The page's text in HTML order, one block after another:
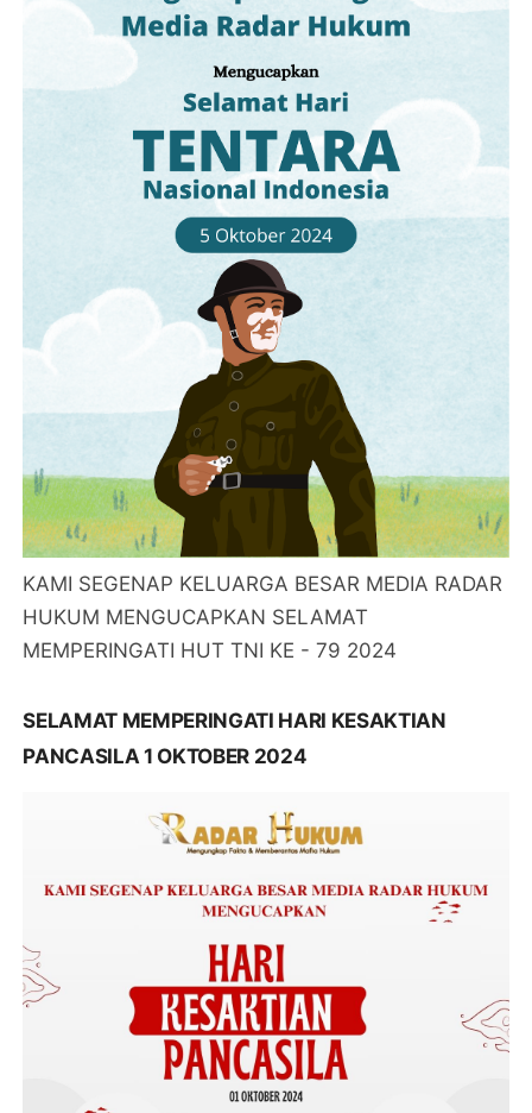
KAMI SEGENAP KELUARGA BESAR MEDIA RADAR
HUKUM MENGUCAPKAN SELAMAT
MEMPERINGATI HUT TNI KE - 79 2024
SELAMAT MEMPERINGATI HARI KESAKTIAN
PANCASILA 1 OKTOBER 2024